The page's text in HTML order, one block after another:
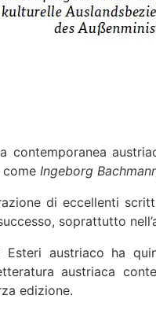
contemporanea
come Ingeborg
di eccellenti
soprattutto
Esteri austriaco ha
austriaca
edizione.